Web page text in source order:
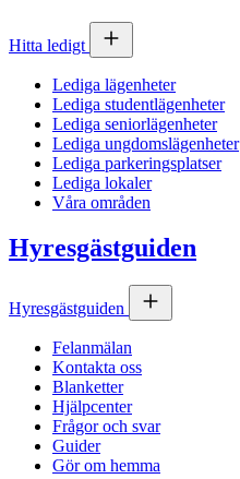
Hitta ledigt
Lediga lägenheter
Lediga studentlägenheter
Lediga seniorlägenheter
Lediga ungdomslägenheter
Lediga parkeringsplatser
Lediga lokaler
Våra områden
Hyresgästguiden
Hyresgästguiden
Felanmälan
Kontakta oss
Blanketter
Hjälpcenter
Frågor och svar
Guider
Gör om hemma